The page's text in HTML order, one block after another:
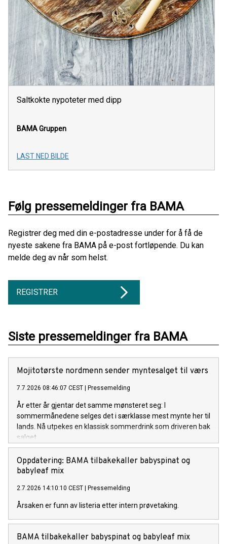
Saltkokte nypoteter med dipp
BAMA Gruppen
LAST NED BILDE
Følg pressemeldinger fra BAMA
Registrer deg med din e-postadresse under for å få de
nyeste sakene fra BAMA på e-post fortløpende. Du kan
melde deg av når som helst.
REGISTRER
Siste pressemeldinger fra BAMA
Mojitotørste nordmenn sender myntesalget til værs
7.7.2026 08:46:07 CEST Pressemelding
År etter år gjentar det samme mønsteret seg: I
sommermånedene selges det i særklasse mest mynte her til
lands. Nå utpekes en klassisk sommerdrink som driveren bak
salget.
Oppdatering: BAMA tilbakekaller babyspinat og
babyleaf mix
2.7.2026 14:10:10 CEST Pressemelding
Årsaken er funn av listeria etter intern prøvetaking.
BAMA tilbakekaller babyspinat og babyleaf mix